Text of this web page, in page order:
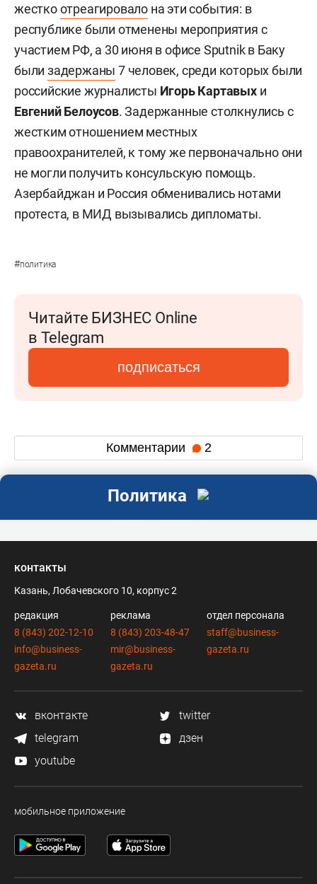
жесткоотреагировало на эти события: в
республике были отменены мероприятия с
участием РФ, а 30 июня в офисе Sputnik в Баку
были задержаны 7 человек, среди которых были
российские журналисты Игорь Картавыхи
Евгений Белоусов. Задержанные столкнулись с
жестким отношением местных
правоохранителей, к тому же первоначально они
не могли получить консульскую помощь.
Азербайджан и Россия обменивались нотами
протеста, в МИД вызывались дипломаты.
#политика
Читайте БИЗНЕС Online
в Telegram
подписаться
Комментарии 2
Политика
контакты
Казань, Лобачевского 10, корпус 2
редакция
8 (843) 202-12-10
info@business-
gazeta.ru
реклама
8 (843) 203-48-47
mir@business-
gazeta.ru
отдел персонала
staff@business-
gazeta.ru
вконтакте
twitter
telegram
дзен
youtube
мобильное приложение